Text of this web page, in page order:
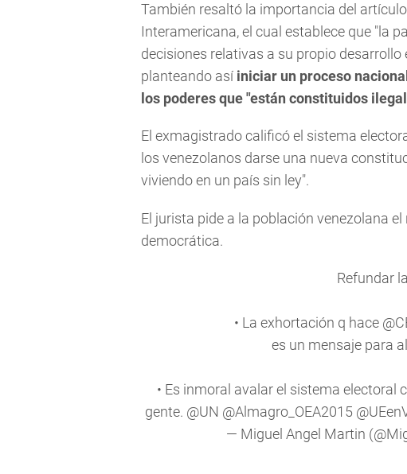
También resaltó la importancia del
Interamericana, el cual establece que "la
decisiones relativas a su propio
planteando así iniciar un proceso
los poderes que "están constituidos
El exmagistrado calificó el sistema
los venezolanos darse una nueva
viviendo en un país sin ley".
El jurista pide a la población venezolana
democrática.
Refundar
• La exhortación q hace
es un mensaje para
• Es inmoral avalar el sistema electoral
gente. @UN @Almagro_OEA2015
— Miguel Angel Martin